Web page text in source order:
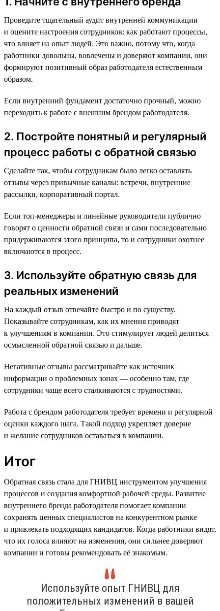
Проведите тщательный аудит внутренней коммуникации
и оцените настроения сотрудников: как работают процессы,
что влияет на опыт людей. Это важно, потому что, когда
работники довольны, вовлечены и доверяют компании, они
формируют позитивный образ работодателя естественным
образом.
Если внутренний фундамент достаточно прочный, можно
переходить к работе с внешним брендом работодателя.
2. Постройте понятный и регулярный
процесс работы с обратной связью
Сделайте так, чтобы сотрудникам было легко оставлять
отзывы через привычные каналы: встречи, внутренние
рассылки, корпоративный портал.
Если топ-менеджеры и линейные руководители публично
говорят о ценности обратной связи и сами последовательно
придерживаются этого принципа, то и сотрудники охотнее
включаются в процесс.
3. Используйте обратную связь для
реальных изменений
На каждый отзыв отвечайте быстро и по существу.
Показывайте сотрудникам, как их мнения приводят
к улучшениям в компании. Это стимулирует людей делиться
осмысленной обратной связью и дальше.
Негативные отзывы рассматривайте как источник
информации о проблемных зонах — особенно там, где
сотрудники чаще всего сталкиваются с трудностями.
Работа с брендом работодателя требует времени и регулярной
оценки каждого шага. Такой подход укрепляет доверие
и желание сотрудников оставаться в компании.
Итог
Обратная связь стала для ГНИВЦ инструментом улучшения
процессов и создания комфортной рабочей среды. Развитие
внутреннего бренда работодателя помогает компании
сохранять ценных специалистов на конкурентном рынке
и привлекать подходящих кандидатов. Когда работники видят,
что их голоса влияют на изменения, они сильнее доверяют
компании и готовы рекомендовать её знакомым.
Используйте опыт ГНИВЦ для
положительных изменений в вашей